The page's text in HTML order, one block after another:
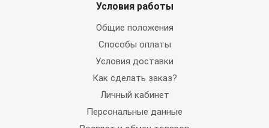
Условия работы
Общие положения
Способы оплаты
Условия доставки
Как сделать заказ?
Личный кабинет
Персональные данные